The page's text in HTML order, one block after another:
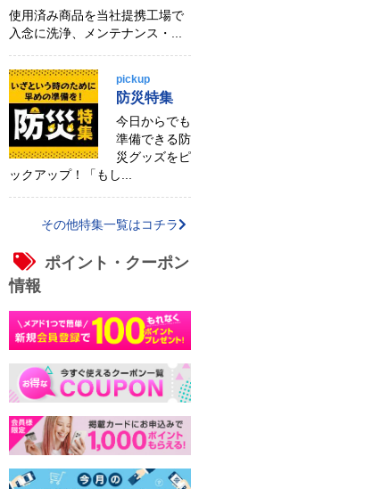
使用済み商品を当社提携工場で
入念に洗浄、メンテナンス・...
pickup
防災特集
今日からでも
準備できる防
災グッズをピ
ックアップ！「もし...
その他特集一覧はコチラ
ポイント・クーポン
情報